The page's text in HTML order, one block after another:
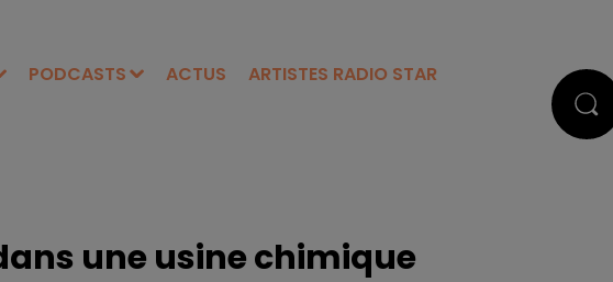
PODCASTS ACTUS ARTISTES RADIO STAR
une usine chimique